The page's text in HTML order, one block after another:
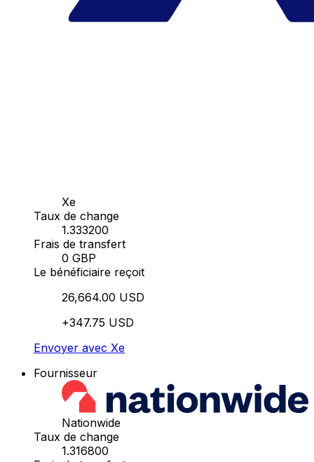
Xe
Taux de change
1.333200
Frais de transfert
0 GBP
Le bénéficiaire reçoit
26,664.00 USD
+347.75 USD
Envoyer avec Xe
Fournisseur
Nationwide
Taux de change
1.316800